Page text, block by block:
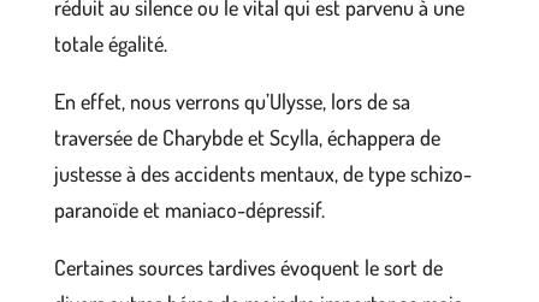
réduit au silence ou le vital qui est parvenu à une
totale égalité.
En effet, nous verrons qu’Ulysse, lors de sa
traversée de Charybde et Scylla, échappera de
justesse à des accidents mentaux, de type schizo-
paranoïde et maniaco-dépressif.
Certaines sources tardives évoquent le sort de